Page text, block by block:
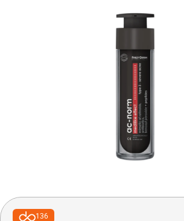
136